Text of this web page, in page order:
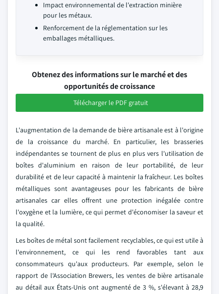
Impact environnemental de l'extraction minière
pour les métaux.
Renforcement de la réglementation sur les
emballages métalliques.
Obtenez des informations sur le marché et des
opportunités de croissance
Télécharger le PDF gratuit
L'augmentation de la demande de bière artisanale est à l'origine
de la croissance du marché. En particulier, les brasseries
indépendantes se tournent de plus en plus vers l'utilisation de
boîtes d'aluminium en raison de leur portabilité, de leur
durabilité et de leur capacité à maintenir la fraîcheur. Les boîtes
métalliques sont avantageuses pour les fabricants de bière
artisanales car elles offrent une protection inégalée contre
l'oxygène et la lumière, ce qui permet d'économiser la saveur et
la qualité.
Les boîtes de métal sont facilement recyclables, ce qui est utile à
l'environnement, ce qui les rend favorables tant aux
consommateurs qu'aux producteurs. Par exemple, selon le
rapport de l'Association Brewers, les ventes de bière artisanale
au détail aux États-Unis ont augmenté de 3 %, s'élevant à 28,9